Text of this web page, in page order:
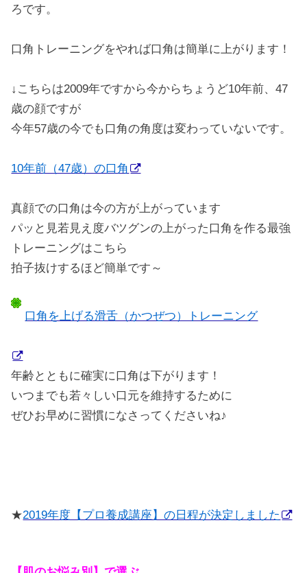
ろです。
口角トレーニングをやれば口角は簡単に上がります！
↓こちらは2009年ですから今からちょうど10年前、47
歳の顔ですが
今年57歳の今でも口角の角度は変わっていないです。
10年前（47歳）の口角
真顔での口角は今の方が上がっています
パッと見若見え度バツグンの上がった口角を作る最強
トレーニングはこちら
拍子抜けするほど簡単です～
口角を上げる滑舌（かつぜつ）トレーニング
年齢とともに確実に口角は下がります！
いつまでも若々しい口元を維持するために
ぜひお早めに習慣になさってくださいね♪
★2019年度【プロ養成講座】の日程が決定しました